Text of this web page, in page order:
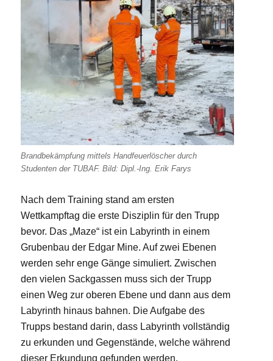
Brandbekämpfung mittels Handfeuerlöscher durch
Studenten der TUBAF. Bild: Dipl.-Ing. Erik Farys
Nach dem Training stand am ersten
Wettkampftag die erste Disziplin für den Trupp
bevor. Das „Maze“ ist ein Labyrinth in einem
Grubenbau der Edgar Mine. Auf zwei Ebenen
werden sehr enge Gänge simuliert. Zwischen
den vielen Sackgassen muss sich der Trupp
einen Weg zur oberen Ebene und dann aus dem
Labyrinth hinaus bahnen. Die Aufgabe des
Trupps bestand darin, dass Labyrinth vollständig
zu erkunden und Gegenstände, welche während
dieser Erkundung gefunden werden,